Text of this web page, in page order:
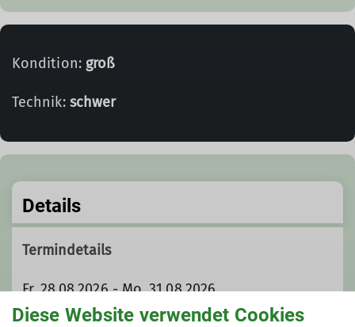
Kondition: groß
Technik: schwer
Details
Termindetails
Fr. 28.08.2026 - Mo. 31.08.2026
Diese Website verwendet Cookies